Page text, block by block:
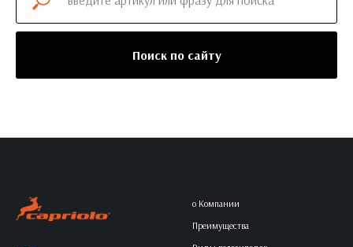
Поиск по сайту
о Компании
Преимущества